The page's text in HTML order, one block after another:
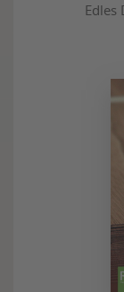
Edles